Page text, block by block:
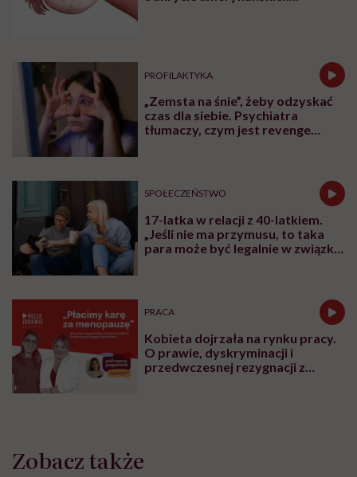
PROFILAKTYKA
„Zemsta na śnie”, żeby odzyskać
czas dla siebie. Psychiatra
tłumaczy, czym jest revenge
SPOŁECZEŃSTWO
17-latka w relacji z 40-latkiem.
„Jeśli nie ma przymusu, to taka
para może być legalnie w związku.
PRACA
Kobieta dojrzała na rynku pracy.
O prawie, dyskryminacji i
przedwczesnej rezygnacji z
Zobacz także